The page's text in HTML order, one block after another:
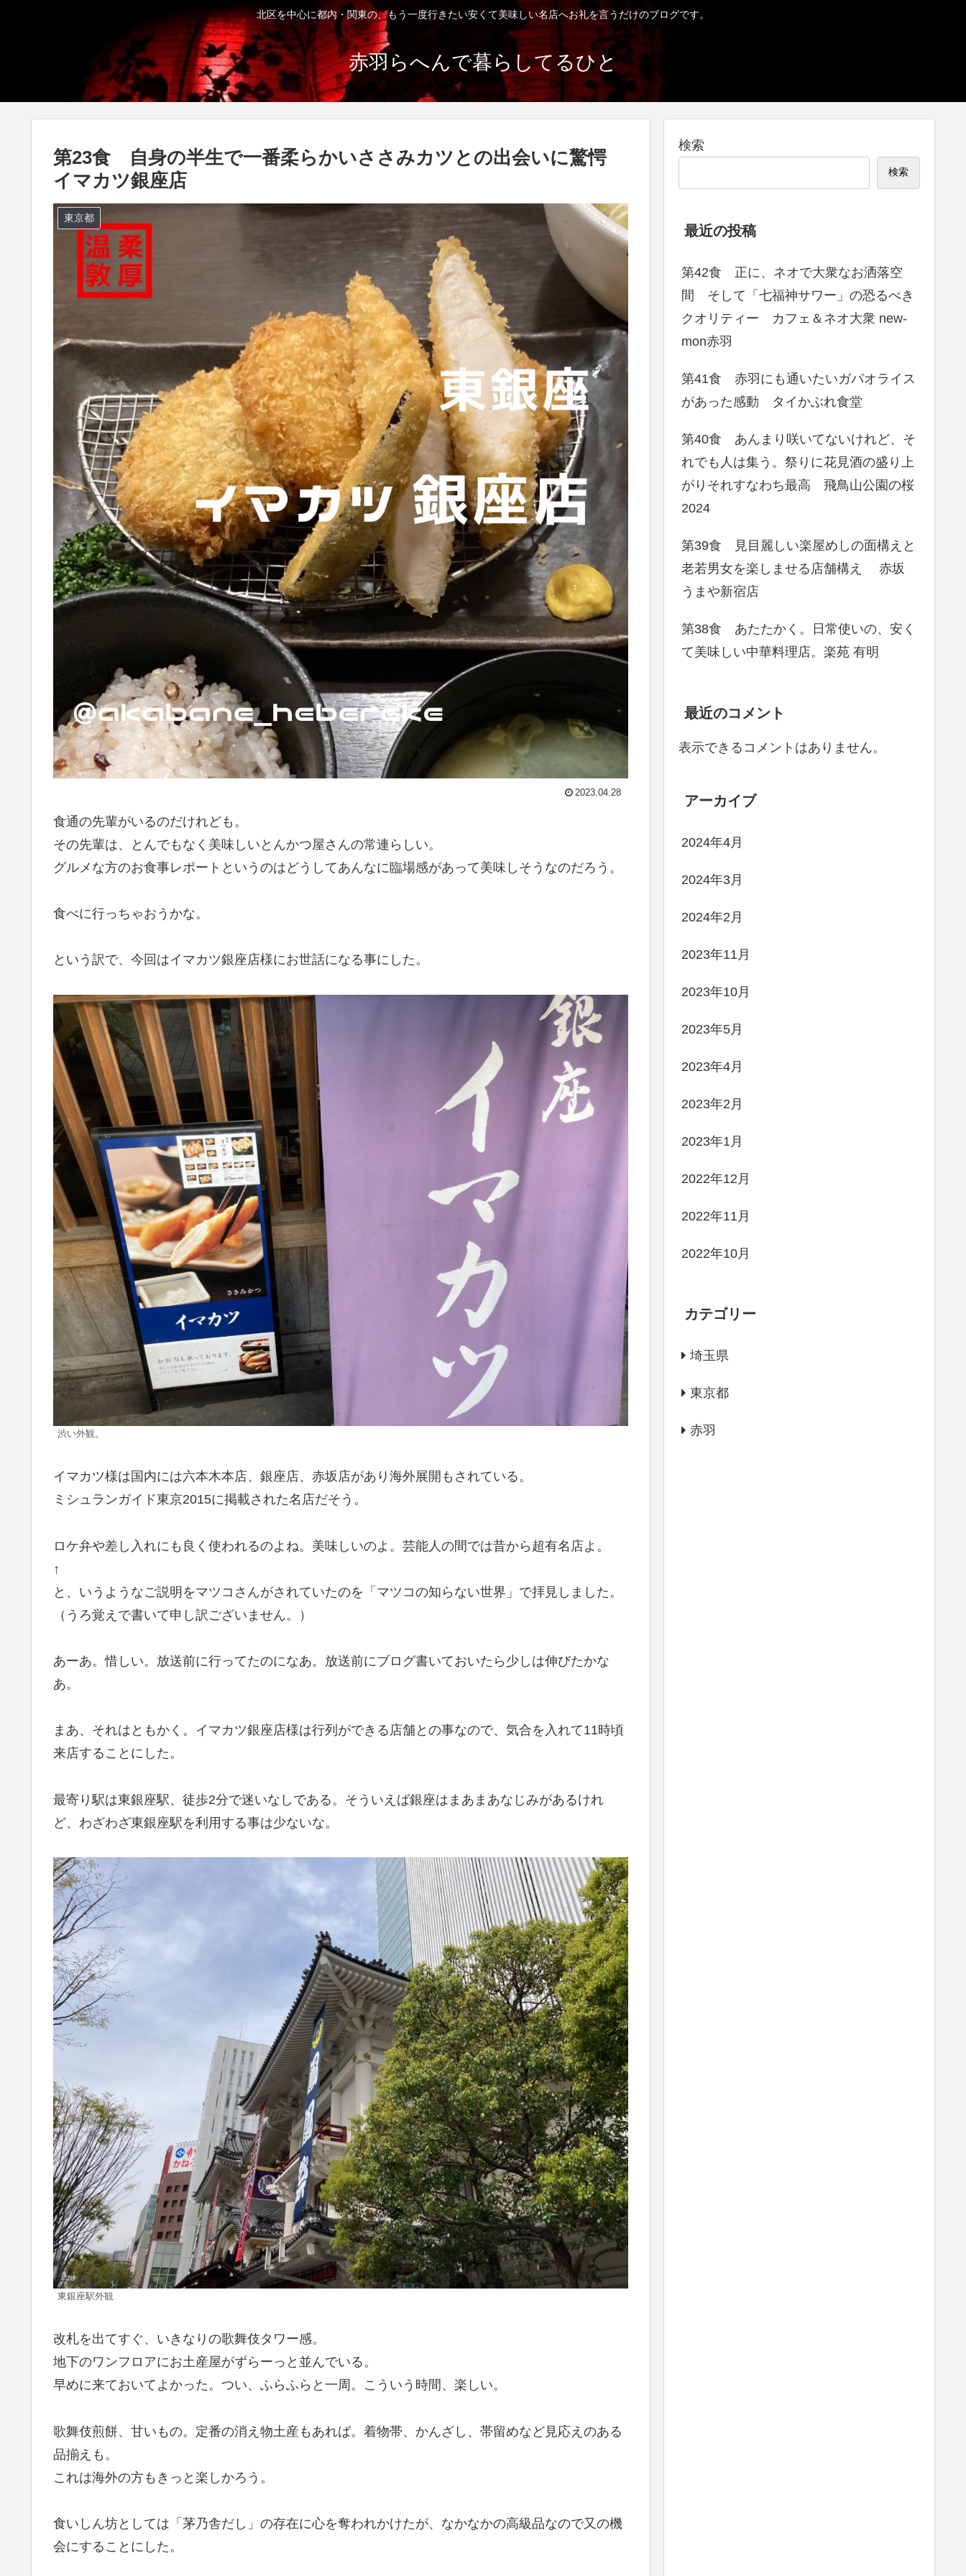
北区を中心に都内・関東の、もう一度行きたい安くて美味しい名店へお礼を言うだけのブログです。
赤羽らへんで暮らしてるひと
第23食 自身の半生で一番柔らかいささみカツとの出会いに驚愕
イマカツ銀座店
東京都
2023.04.28
食通の先輩がいるのだけれども。
その先輩は、とんでもなく美味しいとんかつ屋さんの常連らしい。
グルメな方のお食事レポートというのはどうしてあんなに臨場感があって美味しそうなのだろう。
食べに行っちゃおうかな。
という訳で、今回はイマカツ銀座店様にお世話になる事にした。
渋い外観。
イマカツ様は国内には六本木本店、銀座店、赤坂店があり海外展開もされている。
ミシュランガイド東京2015に掲載された名店だそう。
ロケ弁や差し入れにも良く使われるのよね。美味しいのよ。芸能人の間では昔から超有名店よ。
↑
と、いうようなご説明をマツコさんがされていたのを「マツコの知らない世界」で拝見しました。
（うろ覚えで書いて申し訳ございません。）
あーあ。惜しい。放送前に行ってたのになあ。放送前にブログ書いておいたら少しは伸びたかな
あ。
まあ、それはともかく。イマカツ銀座店様は行列ができる店舗との事なので、気合を入れて11時頃
来店することにした。
最寄り駅は東銀座駅、徒歩2分で迷いなしである。そういえば銀座はまあまあなじみがあるけれ
ど、わざわざ東銀座駅を利用する事は少ないな。
東銀座駅外観
改札を出てすぐ、いきなりの歌舞伎タワー感。
地下のワンフロアにお土産屋がずらーっと並んでいる。
早めに来ておいてよかった。つい、ふらふらと一周。こういう時間、楽しい。
歌舞伎煎餅、甘いもの。定番の消え物土産もあれば。着物帯、かんざし、帯留めなど見応えのある
品揃えも。
これは海外の方もきっと楽しかろう。
食いしん坊としては「茅乃舎だし」の存在に心を奪われかけたが、なかなかの高級品なので又の機
会にすることにした。
検索
検索
最近の投稿
第42食 正に、ネオで大衆なお洒落空
間 そして「七福神サワー」の恐るべき
クオリティー カフェ＆ネオ大衆 new-
mon赤羽
第41食 赤羽にも通いたいガパオライス
があった感動 タイかぶれ食堂
第40食 あんまり咲いてないけれど、そ
れでも人は集う。祭りに花見酒の盛り上
がりそれすなわち最高 飛鳥山公園の桜
2024
第39食 見目麗しい楽屋めしの面構えと
老若男女を楽しませる店舗構え 赤坂
うまや新宿店
第38食 あたたかく。日常使いの、安く
て美味しい中華料理店。楽苑 有明
最近のコメント
表示できるコメントはありません。
アーカイブ
2024年4月
2024年3月
2024年2月
2023年11月
2023年10月
2023年5月
2023年4月
2023年2月
2023年1月
2022年12月
2022年11月
2022年10月
カテゴリー
埼玉県
東京都
赤羽